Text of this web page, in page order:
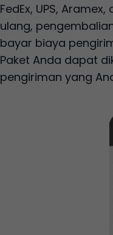
FedEx, UPS,
ulang,
bayar biaya
Paket Anda dapat
pengiriman yang